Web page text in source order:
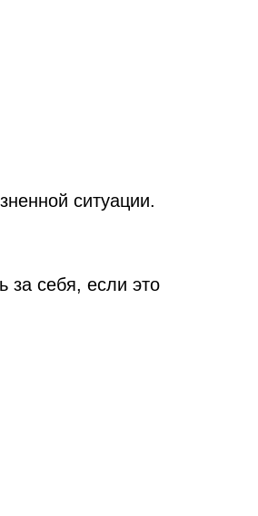
ситуации.
за себя, если это